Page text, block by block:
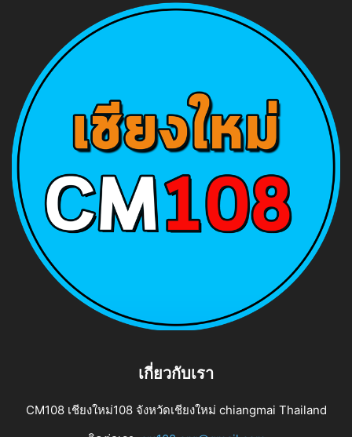
เกี่ยวกับเรา
CM108 เชียงใหม่108 จังหวัดเชียงใหม่ chiangmai Thailand